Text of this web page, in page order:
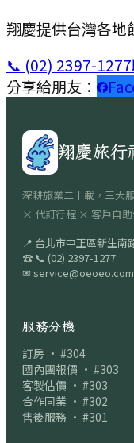
翔慶提供台灣各地
📞 (02) 2397-1277
分享給朋友：
翔慶旅行
深耕旅業二十載，三大
× 代訂行程 × 客戶自助
📍 台北市中正區新生南
☎ 📞 (02) 2397-1277
✉
服務分機
訂房 · #304
國內團報價 · #303
客製估價 · #303
合作同業 · #302
售後服務 · #301